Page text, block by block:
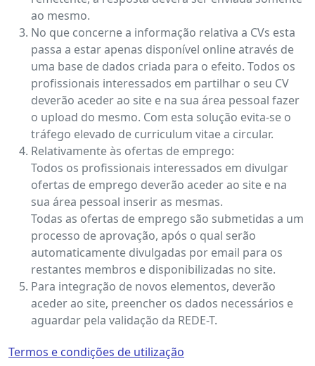
ao mesmo.
No que concerne a informação relativa a CVs esta
passa a estar apenas disponível online através de
uma base de dados criada para o efeito. Todos os
profissionais interessados em partilhar o seu CV
deverão aceder ao site e na sua área pessoal fazer
o upload do mesmo. Com esta solução evita-se o
tráfego elevado de curriculum vitae a circular.
Relativamente às ofertas de emprego:
Todos os profissionais interessados em divulgar
ofertas de emprego deverão aceder ao site e na
sua área pessoal inserir as mesmas.
Todas as ofertas de emprego são submetidas a um
processo de aprovação, após o qual serão
automaticamente divulgadas por email para os
restantes membros e disponibilizadas no site.
Para integração de novos elementos, deverão
aceder ao site, preencher os dados necessários e
aguardar pela validação da REDE-T.
Termos e condições de utilização